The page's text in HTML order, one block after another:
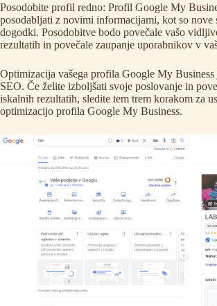
Posodobite profil redno: Profil Google My
posodabljati z novimi informacijami, kot so nove
dogodki. Posodobitve bodo povečale vašo
rezultatih in povečale zaupanje uporabnikov v
Optimizacija vašega profila Google My
SEO. Če želite izboljšati svoje poslovanje in
iskalnih rezultatih, sledite tem trem korakom za
optimizacijo profila Google My Business.